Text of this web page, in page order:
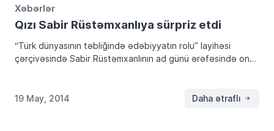
Xəbərlər
Qızı Sabir Rüstəmxanlıya sürpriz etdi
“Türk dünyasının təbliğində ədəbiyyatın rolu” layihəsi
çərçivəsində Sabir Rüstəmxanlının ad günü ərəfəsində onun
Atasını təbrik edən […]
19 May, 2014 Daha ətraflı